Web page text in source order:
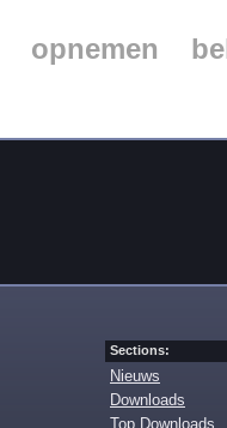
opnemen
Sections:
Nieuws
Downloads
Top Downloads